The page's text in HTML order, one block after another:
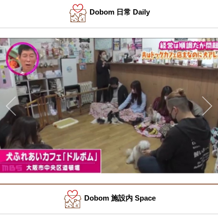
Dobom 日常 Daily
Dobom 施設内 Space